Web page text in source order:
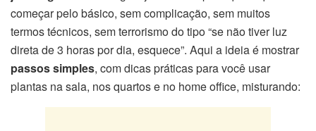
começar pelo básico, sem complicação, sem muitos
termos técnicos, sem terrorismo do tipo “se não tiver luz
direta de 3 horas por dia, esquece”. Aqui a ideia é mostrar
passos simples, com dicas práticas para você usar
plantas na sala, nos quartos e no home office, misturando: